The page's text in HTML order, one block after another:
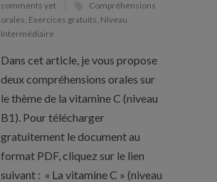
comments yet
Compréhensions
orales, Exercices gratuits, Niveau
Intermédiaire
Dans cet article, je vous propose
deux compréhensions orales sur
le thème de la vitamine C (niveau
B1). Pour télécharger
gratuitement le document au
format PDF, cliquez sur le lien
suivant : « La vitamine C » (niveau